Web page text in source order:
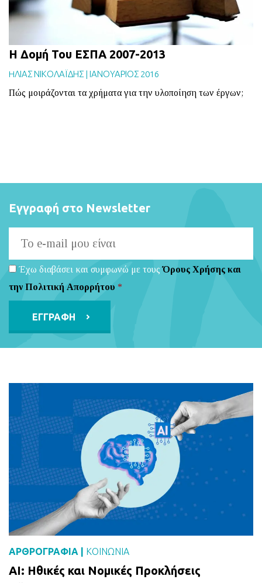
ΕΚΔΟΣΕΙΣ
Η Δομή Του ΕΣΠΑ 2007-2013
HΛΙΑΣ ΝΙΚΟΛΑΪΔΗΣ | ΙΑΝΟΥΑΡΙΟΣ 2016
Πώς μοιράζονται τα χρήματα για την υλοποίηση των έργων;
Εγγραφή στο Newsletter
Έχω διαβάσει και συμφωνώ με τουςΌρους Χρήσης και
την Πολιτική Απορρήτου *
ΑΡΘΡΟΓΡΑΦΙΑ | ΚΟΙΝΩΝΙΑ
AI: Ηθικές και Νομικές Προκλήσεις